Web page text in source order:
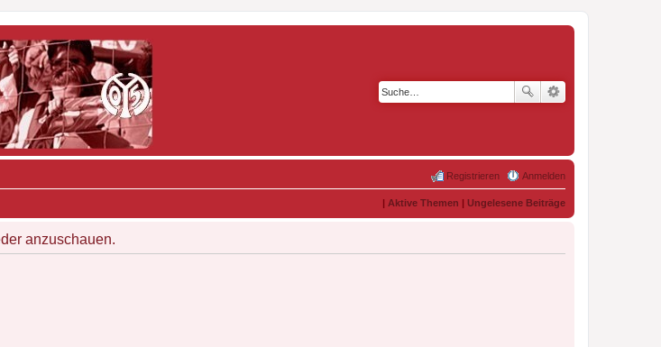
Anmelden
Registrieren
| Aktive Themen | Ungelesene Beiträge
anzuschauen.